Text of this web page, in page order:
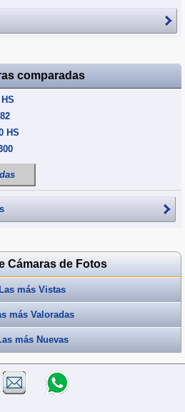
comparadas
HS
Cámaras de Fotos
más Vistas
más Valoradas
más Nuevas